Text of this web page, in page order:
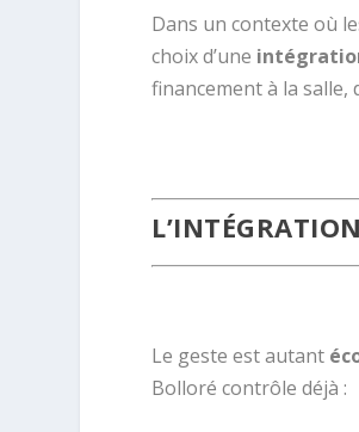
Dans un contexte où
choix d’une
financement à la salle,
Le geste est autant
Bolloré contrôle déjà :